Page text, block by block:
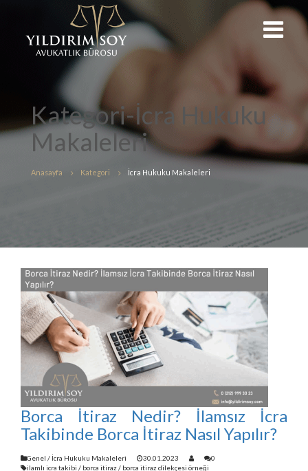
Kategori-İcra Hukuku
Makaleleri
Anasayfa Kategori İcra Hukuku Makaleleri
Borca İtiraz Nedir? İlamsız İcra
Takibinde Borca İtiraz Nasıl Yapılır?
Genel / İcra Hukuku Makaleleri 30.01.2023
0
ilamlı icra takibi / borca itiraz/ borca itiraz dilekçesi örneği